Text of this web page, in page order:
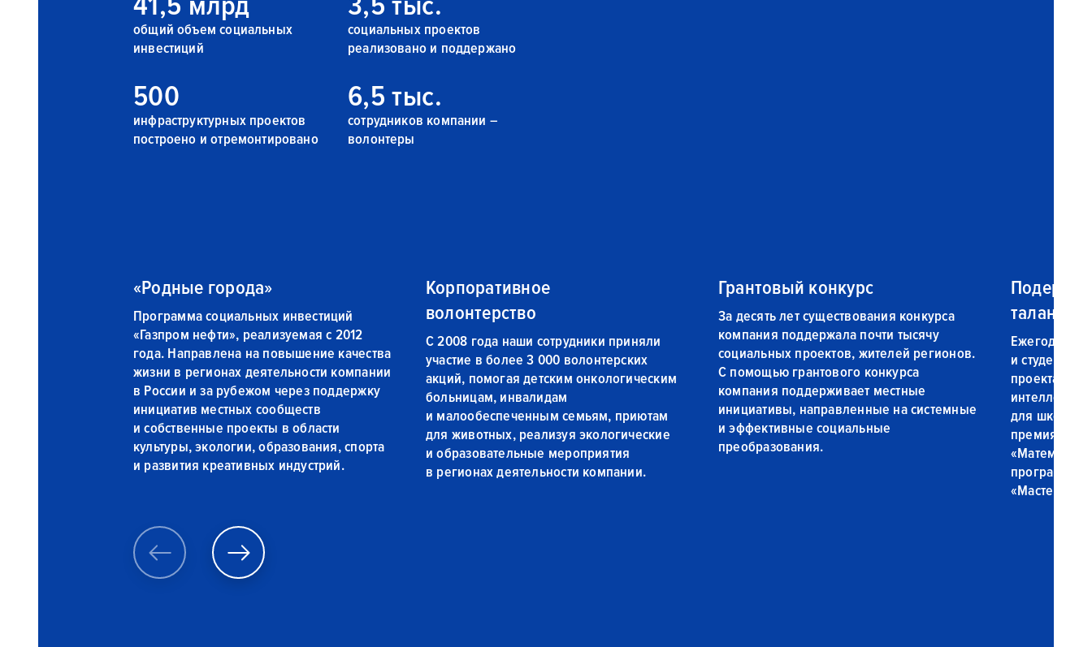
общий объем социальных
инвестиций
социальных проектов
реализовано и поддержано
500
инфраструктурных проектов
построено и отремонтировано
6,5 тыс.
сотрудников компании –
волонтеры
«Родные города»
Программа социальных инвестиций
«Газпром нефти», реализуемая с 2012
года. Направлена на повышение качества
жизни в регионах деятельности компании
в России и за рубежом через поддержку
инициатив местных сообществ
и собственные проекты в области
культуры, экологии, образования, спорта
и развития креативных индустрий.
Корпоративное
волонтерство
С 2008 года наши сотрудники приняли
участие в более 3 000 волонтерских
акций, помогая детским онкологическим
больницам, инвалидам
и малообеспеченным семьям, приютам
для животных, реализуя экологические
и образовательные мероприятия
в регионах деятельности компании.
Грантовый конкурс
За десять лет существования конкурса
компания поддержала почти тысячу
социальных проектов, жителей регионов.
С помощью грантового конкурса
компания поддерживает местные
инициативы, направленные на системные
и эффективные социальные
преобразования.
талантов
Ежегодно
и студентов
проектах
для
премия для
программа